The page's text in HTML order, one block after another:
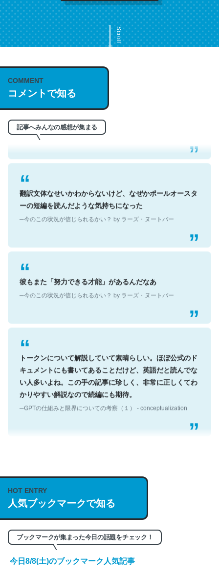
Scroll
COMMENT
コメントで知る
記事へみんなの感想が集まる
これは名文。彼はとてもクレバーなんだろうなと凄く思
─今のこの状況が信じられるかい？ by ラーズ・ヌートバー
翻訳文体なせいかわからないけど、なぜかポールオースタ
ーの短編を読んだような気持ちになった
─今のこの状況が信じられるかい？ by ラーズ・ヌートバー
彼もまた「努力できる才能」があるんだなあ
─今のこの状況が信じられるかい？ by ラーズ・ヌートバー
トークンについて解説していて素晴らしい。ほぼ公式のド
キュメントにも書いてあることだけど、英語だと読んでな
い人多いよね。この手の記事に珍しく、非常に正しくてわ
かりやすい解説なので続編にも期待。
─GPTの仕組みと限界についての考察（１） - conceptualization
説してる記事が少ないので貴重な良記事。/続編来た
https://isobe324649.hatenablog.com/entry/2023/03/27
/064121
─GPTの仕組みと限界についての考察（１） - conceptualization
HOT ENTRY
人気ブックマークで知る
ブックマークが集まった今日の話題をチェック！
今日8/8(土)のブックマーク人気記事